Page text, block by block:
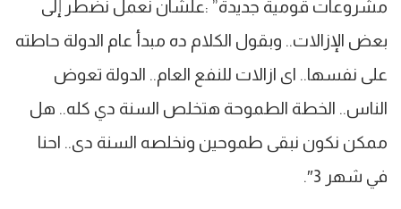
مشروعات قومية جديدة” :علشان نعمل نضطر إلى
بعض الإزالات.. وبقول الكلام ده مبدأ عام الدولة حاطته
على نفسها.. اى ازالات للنفع العام.. الدولة تعوض
الناس.. الخطة الطموحة هتخلص السنة دي كله.. هل
ممكن نكون نبقى طموحين ونخلصه السنة دى.. احنا
في شهر 3″.